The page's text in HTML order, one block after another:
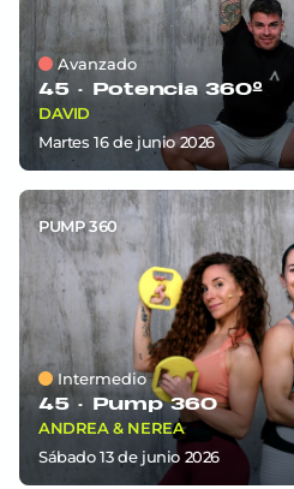
Avanzado
45 · Potencia 360º
DAVID
martes 16de junio 2026
PUMP 360
Intermedio
45 · Pump 360
ANDREA & NEREA
sábado 13de junio 2026